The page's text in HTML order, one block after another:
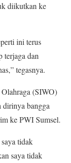
diikutkan ke
ini terus
terjaga dan
tegasnya.
(SIWO)
dirinya bangga
ke PWI Sumsel.
tidak
saya tidak